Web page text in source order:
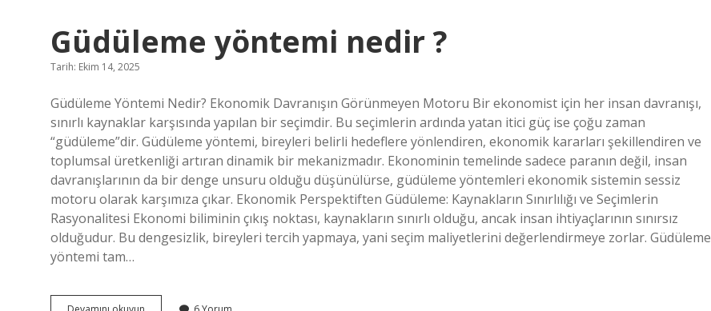
Günlük
Sofra
Notları
Yazılar
Güdüleme yöntemi nedir ?
Tarih: Ekim 14, 2025
Güdüleme Yöntemi Nedir? Ekonomik Davranışın Görünmeyen Motoru Bir ekonomist için her insan davranışı,
sınırlı kaynaklar karşısında yapılan bir seçimdir. Bu seçimlerin ardında yatan itici güç ise çoğu zaman
“güdüleme”dir. Güdüleme yöntemi, bireyleri belirli hedeflere yönlendiren, ekonomik kararları şekillendiren ve
toplumsal üretkenliği artıran dinamik bir mekanizmadır. Ekonominin temelinde sadece paranın değil, insan
davranışlarının da bir denge unsuru olduğu düşünülürse, güdüleme yöntemleri ekonomik sistemin sessiz
motoru olarak karşımıza çıkar. Ekonomik Perspektiften Güdüleme: Kaynakların Sınırlılığı ve Seçimlerin
Rasyonalitesi Ekonomi biliminin çıkış noktası, kaynakların sınırlı olduğu, ancak insan ihtiyaçlarının sınırsız
olduğudur. Bu dengesizlik, bireyleri tercih yapmaya, yani seçim maliyetlerini değerlendirmeye zorlar. Güdüleme
yöntemi tam…
Güdüleme